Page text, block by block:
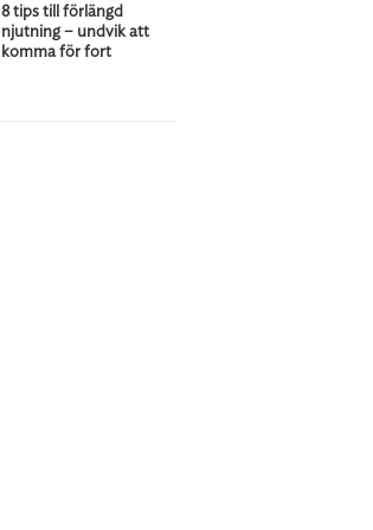
8 tips till förlängd
njutning – undvik att
komma för fort